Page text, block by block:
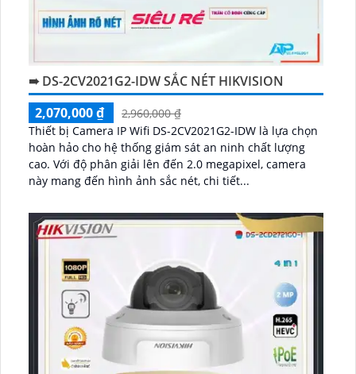
➠ DS-2CV2021G2-IDW SẮC NÉT HIKVISION
2,070,000 ₫
2,960,000 ₫
Thiết bị Camera IP Wifi DS-2CV2021G2-IDW là lựa chọn
hoàn hảo cho hệ thống giám sát an ninh chất lượng
cao. Với độ phân giải lên đến 2.0 megapixel, camera
này mang đến hình ảnh sắc nét, chi tiết...